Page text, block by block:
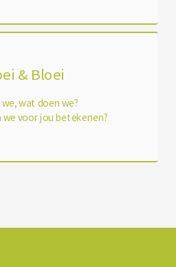
& Bloei
wat doen we?
voor jou betekenen?